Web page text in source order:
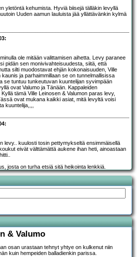
yletöntä kehumista. Hyviä biisejä tälläkin levyllä
Uuden aamun lauluista jää yllättävänkin kylmä
ole mitään valittamisen aihetta. Levy paranee
pidän sen monivivahteisuudesta, siitä, että
silti muodostavat ehjän kokonaisuuden, Ville
ja parhaimmillaan se on tunnelmallisissa
se tuntuu tunkeutuvan kuuntelijan syvimpään
ovat Valumo ja Tänään. Kappaleiden
tämä Ville Leinosen & Valumon paras levy,
ovat mukana kaikki asiat, mitä levyltä voisi
kuuntelija,,,,
levy.. kuulosti tosin pettymykseltä ensimmäisellä
eivät välttämättä aukene ihan heti, ainoastaan
josta on turha etsiä sitä heikointa lenkkiä.
& Valumo
osan urastaan tehnyt yhtye on kulkenut niin
kuin hempeiden balladienkin parissa.